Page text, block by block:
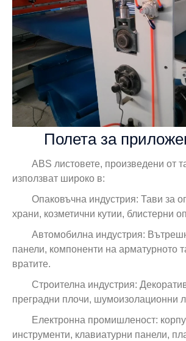
Полета за
ABS листовете, произведени от
използват широко в:
Опаковъчна индустрия: Тави за
храни, козметични кутии, блистерни
Автомобилна индустрия:
панели, компоненти на арматурното
вратите.
Строителна индустрия:
преградни плочи, шумоизолационни
Електронна промишленост:
инструменти, клавиатурни панели,